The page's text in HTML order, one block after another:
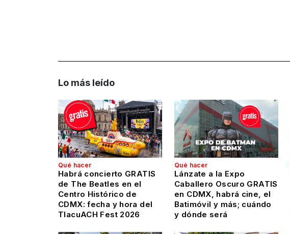
Lo más leído
Qué hacer
Habrá concierto GRATIS
de The Beatles en el
Centro Histórico de
CDMX: fecha y hora del
TlacuACH Fest 2026
Qué hacer
Lánzate a la Expo
Caballero Oscuro GRATIS
en CDMX, habrá cine, el
Batimóvil y más; cuándo
y dónde será